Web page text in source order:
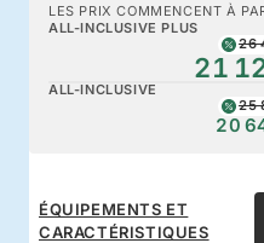
LES PRIX COMMENCENT À
ALL-INCLUSIVE PLUS
26
21
ALL-INCLUSIVE
25
20
ÉQUIPEMENTS ET
CARACTÉRISTIQUES